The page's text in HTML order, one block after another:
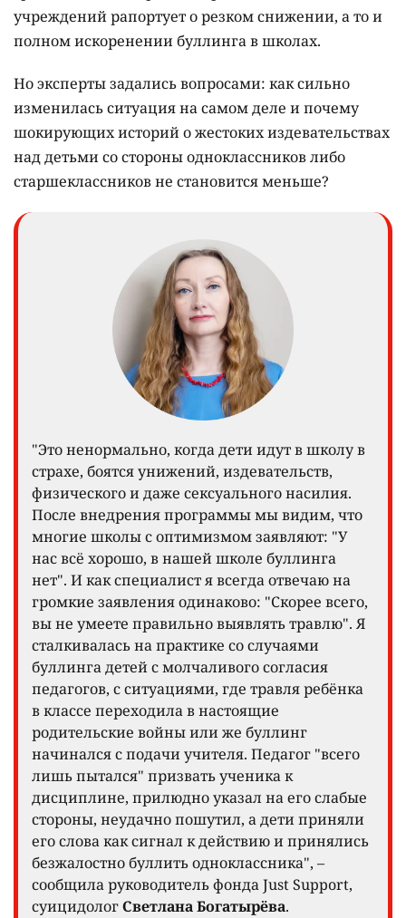
учреждений рапортует о резком снижении, а то и
полном искоренении буллинга в школах.
Но эксперты задались вопросами: как сильно
изменилась ситуация на самом деле и почему
шокирующих историй о жестоких издевательствах
над детьми со стороны одноклассников либо
старшеклассников не становится меньше?
"Это ненормально, когда дети идут в школу в
страхе, боятся унижений, издевательств,
физического и даже сексуального насилия.
После внедрения программы мы видим, что
многие школы с оптимизмом заявляют: "У
нас всё хорошо, в нашей школе буллинга
нет". И как специалист я всегда отвечаю на
громкие заявления одинаково: "Скорее всего,
вы не умеете правильно выявлять травлю". Я
сталкивалась на практике со случаями
буллинга детей с молчаливого согласия
педагогов, с ситуациями, где травля ребёнка
в классе переходила в настоящие
родительские войны или же буллинг
начинался с подачи учителя. Педагог "всего
лишь пытался" призвать ученика к
дисциплине, прилюдно указал на его слабые
стороны, неудачно пошутил, а дети приняли
его слова как сигнал к действию и принялись
безжалостно буллить одноклассника", –
сообщила руководитель фонда Just Support,
суицидологСветлана Богатырёва.